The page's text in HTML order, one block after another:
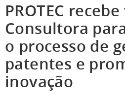
PROTEC
Consultora
o processo de
patentes e
inovação